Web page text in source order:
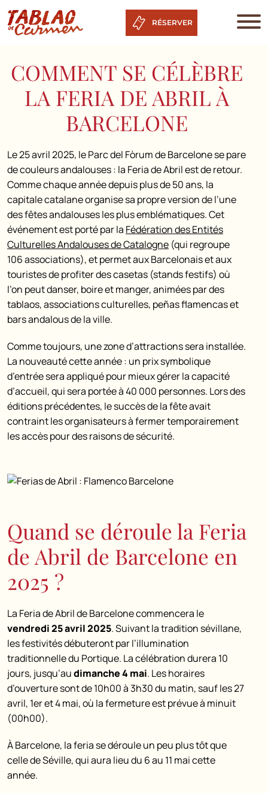
RÉSERVER
COMMENT SE CÉLÈBRE
LA FERIA DE ABRIL À
BARCELONE
Le 25 avril 2025, le Parc del Fòrum de Barcelone se pare
de couleurs andalouses : la Feria de Abril est de retour.
Comme chaque année depuis plus de 50 ans, la
capitale catalane organise sa propre version de l’une
des fêtes andalouses les plus emblématiques. Cet
événement est porté par la Fédération des Entités
Culturelles Andalouses de Catalogne (qui regroupe
106 associations), et permet aux Barcelonais et aux
touristes de profiter des casetas (stands festifs) où
l’on peut danser, boire et manger, animées par des
tablaos, associations culturelles, peñas flamencas et
bars andalous de la ville.
Comme toujours, une zone d’attractions sera installée.
La nouveauté cette année : un prix symbolique
d’entrée sera appliqué pour mieux gérer la capacité
d’accueil, qui sera portée à 40 000 personnes. Lors des
éditions précédentes, le succès de la fête avait
contraint les organisateurs à fermer temporairement
les accès pour des raisons de sécurité.
Quand se déroule la Feria
de Abril de Barcelone en
2025 ?
La Feria de Abril de Barcelone commencera le
vendredi 25 avril 2025. Suivant la tradition sévillane,
les festivités débuteront par l’illumination
traditionnelle du Portique. La célébration durera 10
jours, jusqu’audimanche 4 mai. Les horaires
d’ouverture sont de 10h00 à 3h30 du matin, sauf les 27
avril, 1er et 4 mai, où la fermeture est prévue à minuit
(00h00).
À Barcelone, la feria se déroule un peu plus tôt que
celle de Séville, qui aura lieu du 6 au 11 mai cette
année.